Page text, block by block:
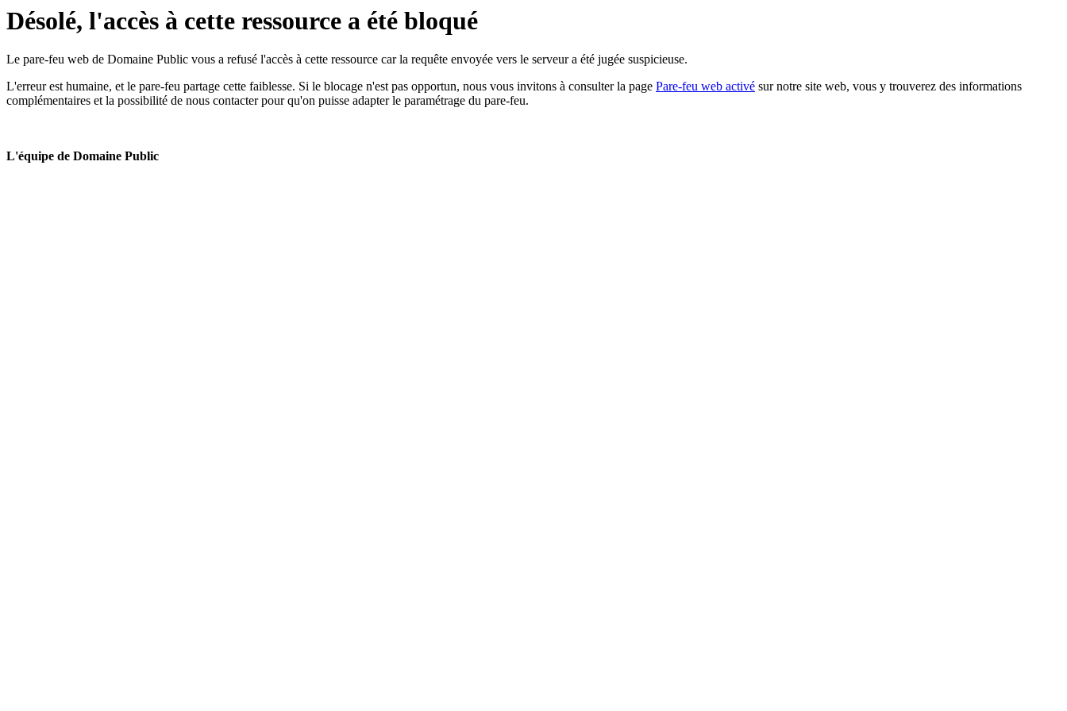
Désolé, l'accès à cette ressource a été bloqué
Le pare-feu web de Domaine Public vous a refusé l'accès à cette ressource car la requête envoyée vers le serveur a été jugée suspicieuse.
L'erreur est humaine, et le pare-feu partage cette faiblesse. Si le blocage n'est pas opportun, nous vous invitons à consulter la page Pare-feu web activé sur notre site web, vous y trouverez des informations
complémentaires et la possibilité de nous contacter pour qu'on puisse adapter le paramétrage du pare-feu.
L'équipe de Domaine Public